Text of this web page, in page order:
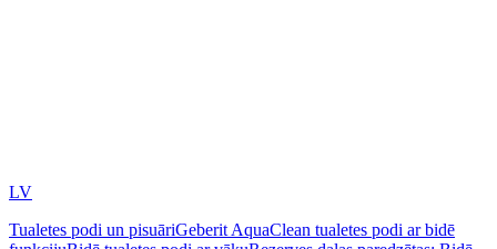
LV
Tualetes podi un pisuāriGeberit AquaClean tualetes podi ar bidē